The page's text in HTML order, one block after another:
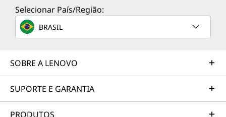
Selecionar País/Região:
BRASIL
SOBRE A LENOVO
SUPORTE E GARANTIA
PRODUTOS